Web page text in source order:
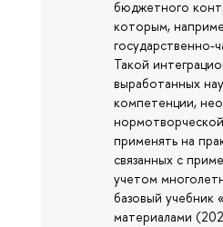
бюджетного
которым,
государственно-
Такой
выработанных
компетенции,
применять на
связанных с
учетом
базовый учебник
материалами